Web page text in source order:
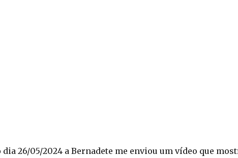
dia 26/05/2024 a Bernadete me enviou um vídeo que